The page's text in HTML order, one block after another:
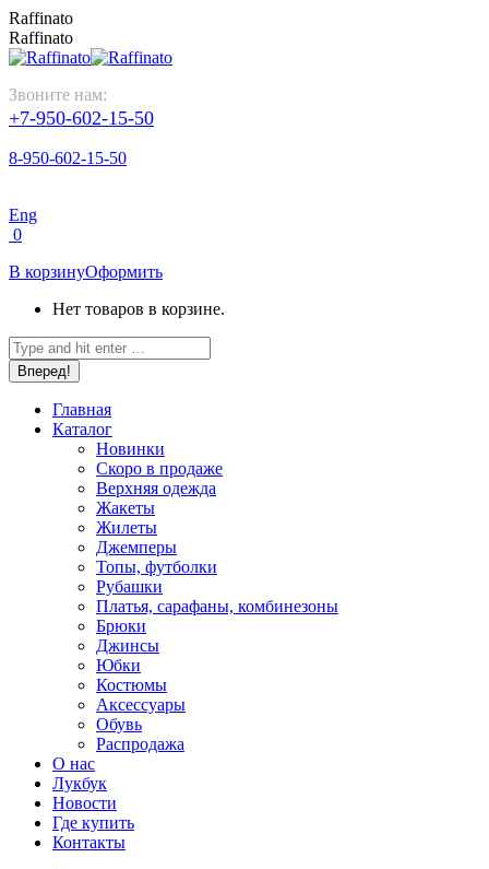
Перейти
к
содержанию
Raffinato
Raffinato
Звоните нам:
+7-950-602-15-50
8-950-602-15-50
Eng
0
В корзинуОформить
Нет товаров в корзине.
Поиск:
Главная
Каталог
Новинки
Скоро в продаже
Верхняя одежда
Жакеты
Жилеты
Джемперы
Топы, футболки
Рубашки
Платья, сарафаны, комбинезоны
Брюки
Джинсы
Юбки
Костюмы
Аксессуары
Обувь
Распродажа
О нас
Лукбук
Новости
Где купить
Контакты